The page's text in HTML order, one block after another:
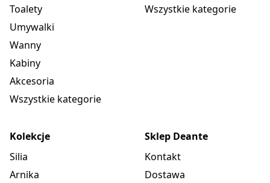
Toalety
Umywalki
Wanny
Kabiny
Akcesoria
Wszystkie kategorie
Wszystkie kategorie
Kolekcje
Silia
Arnika
Sklep Deante
Kontakt
Dostawa